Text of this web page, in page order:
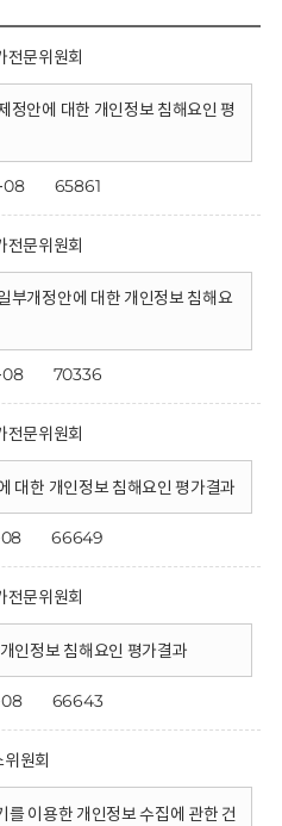
전문위원회
정안에 대한 개인정보 침해요인 평
08 65861
전문위원회
부개정안에 대한 개인정보 침해요
70336
전문위원회
대한 개인정보 침해요인 평가결과
66649
전문위원회
인정보 침해요인 평가결과
66643
위원회
이용한 개인정보 수집에 관한 건